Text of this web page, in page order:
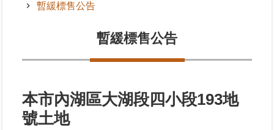
機
告
資
訊
暫緩標售公告
暫緩標售公告
本市內湖區大湖段四小段193地
號土地